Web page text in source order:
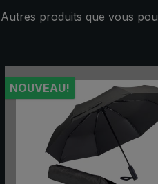
Autres produits que vous
NOUVEAU!